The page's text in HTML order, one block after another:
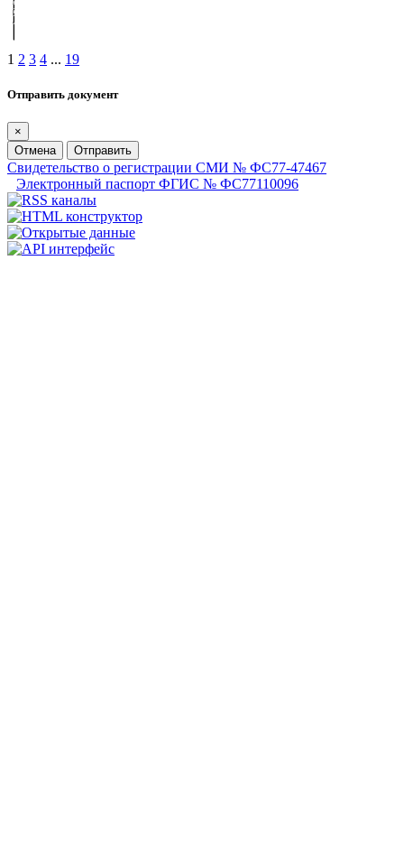
1 2 3 4 ... 19
Отправить документ
×
Отмена
Отправить
Свидетельство о регистрации СМИ № ФС77-47467
Электронный паспорт ФГИС № ФС77110096